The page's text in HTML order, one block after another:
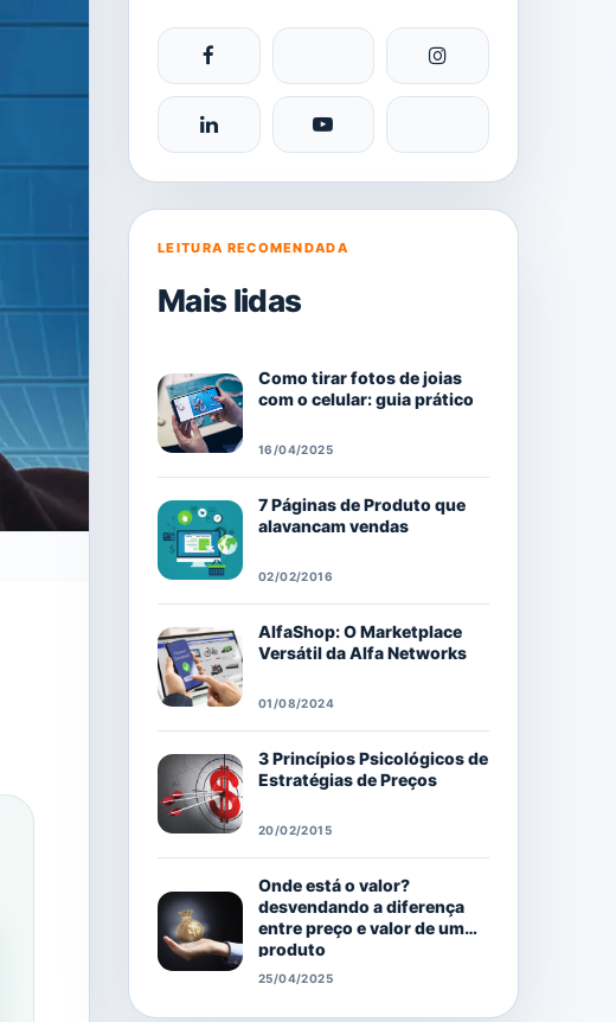
LEITURA RECOMENDADA
Mais lidas
Como tirar fotos de joias
com o celular: guia prático
16/04/2025
7 Páginas de Produto que
alavancam vendas
02/02/2016
AlfaShop: O Marketplace
Versátil da Alfa Networks
01/08/2024
3 Princípios Psicológicos de
Estratégias de Preços
20/02/2015
Onde está o valor?
desvendando a diferença
entre preço e valor de um
produto
25/04/2025